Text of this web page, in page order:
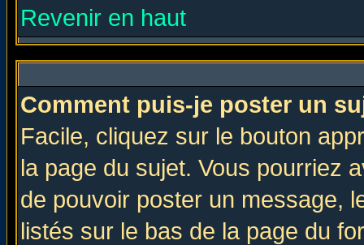
Revenir en haut
Comment puis-je poster un
Facile, cliquez sur le bouton
la page du sujet. Vous pourriez
de pouvoir poster un message,
listés sur le bas de la page du